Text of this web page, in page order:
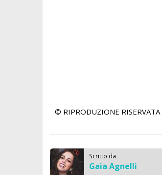
© RIPRODUZIONE RISERVATA
Scritto da
Gaia Agnelli